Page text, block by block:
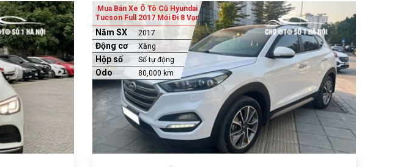
Mua Bán Xe Ô Tô Cũ Hyundai
Tucson Full 2017 Mới Đi 8 Vạn
Năm SX 2017
Động cơ Xăng
Hộp số Số tự động
Odo 80,000 km